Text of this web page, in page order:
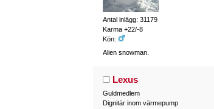
Antal inlägg: 31179
Karma +22/-8
Kön:
Alien snowman.
Lexus
Guldmedlem
Dignitär inom värmepump